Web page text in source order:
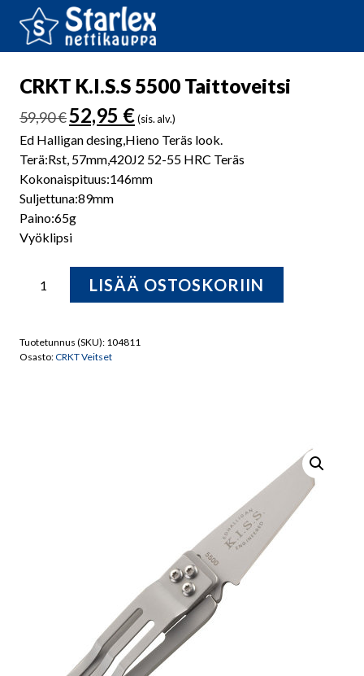
CRKT K.I.S.S 5500 Taittoveitsi
59,90€ Alkuperäinen
hinta
oli:
59,90 €.
52,95 €Nykyinen
hinta
on:
52,95 €.
(sis. alv.)
Ed Halligan desing,Hieno Teräs look.
Terä:Rst, 57mm,420J2 52-55 HRC Teräs
Kokonaispituus:146mm
Suljettuna:89mm
Paino:65g
Vyöklipsi
K.I.S.S
määrä
LISÄÄ OSTOSKORIIN
Tuotetunnus (SKU): 104811
Osasto:CRKT Veitset